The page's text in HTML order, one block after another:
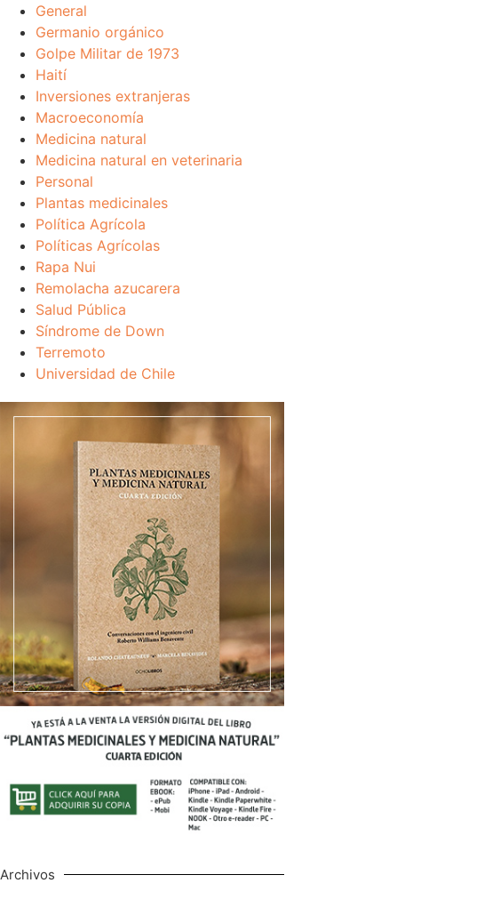
General
Germanio orgánico
Golpe Militar de 1973
Haití
Inversiones extranjeras
Macroeconomía
Medicina natural
Medicina natural en veterinaria
Personal
Plantas medicinales
Política Agrícola
Políticas Agrícolas
Rapa Nui
Remolacha azucarera
Salud Pública
Síndrome de Down
Terremoto
Universidad de Chile
Archivos